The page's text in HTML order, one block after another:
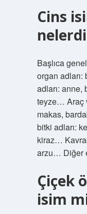
Cins
Başlıca
organ
adları: anne,
teyze… Araç
makas,
bitki adları:
kiraz…
arzu… Diğer
Çiçek
isim